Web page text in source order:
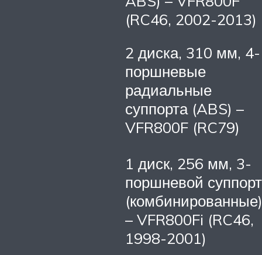
(RC46, 2002-2013)
2 диска, 310 мм, 4-
поршневые
радиальные
суппорта (ABS) –
VFR800F (RC79)
1 диск, 256 мм, 3-
поршневой суппорт
(комбинированные)
– VFR800Fi (RC46,
1998-2001)